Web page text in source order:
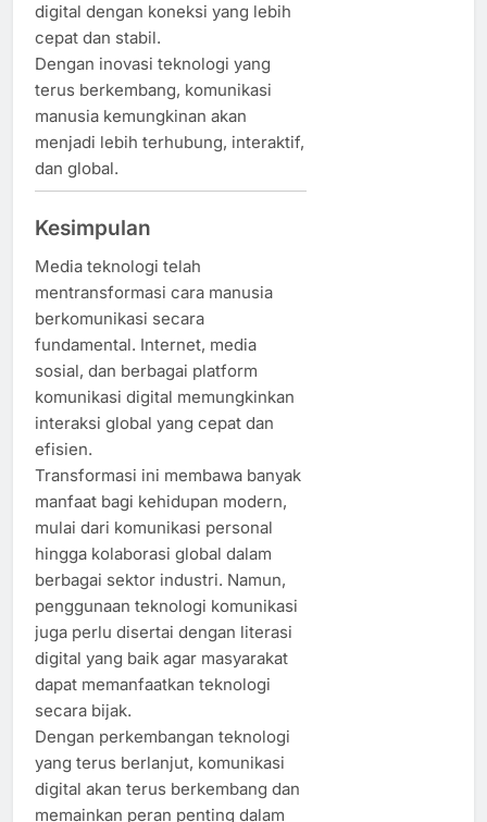
digital dengan koneksi yang lebih
cepat dan stabil.
Dengan inovasi teknologi yang
terus berkembang, komunikasi
manusia kemungkinan akan
menjadi lebih terhubung, interaktif,
dan global.
Kesimpulan
Media teknologi telah
mentransformasi cara manusia
berkomunikasi secara
fundamental. Internet, media
sosial, dan berbagai platform
komunikasi digital memungkinkan
interaksi global yang cepat dan
efisien.
Transformasi ini membawa banyak
manfaat bagi kehidupan modern,
mulai dari komunikasi personal
hingga kolaborasi global dalam
berbagai sektor industri. Namun,
penggunaan teknologi komunikasi
juga perlu disertai dengan literasi
digital yang baik agar masyarakat
dapat memanfaatkan teknologi
secara bijak.
Dengan perkembangan teknologi
yang terus berlanjut, komunikasi
digital akan terus berkembang dan
memainkan peran penting dalam